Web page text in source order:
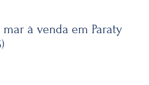
à venda em Paraty